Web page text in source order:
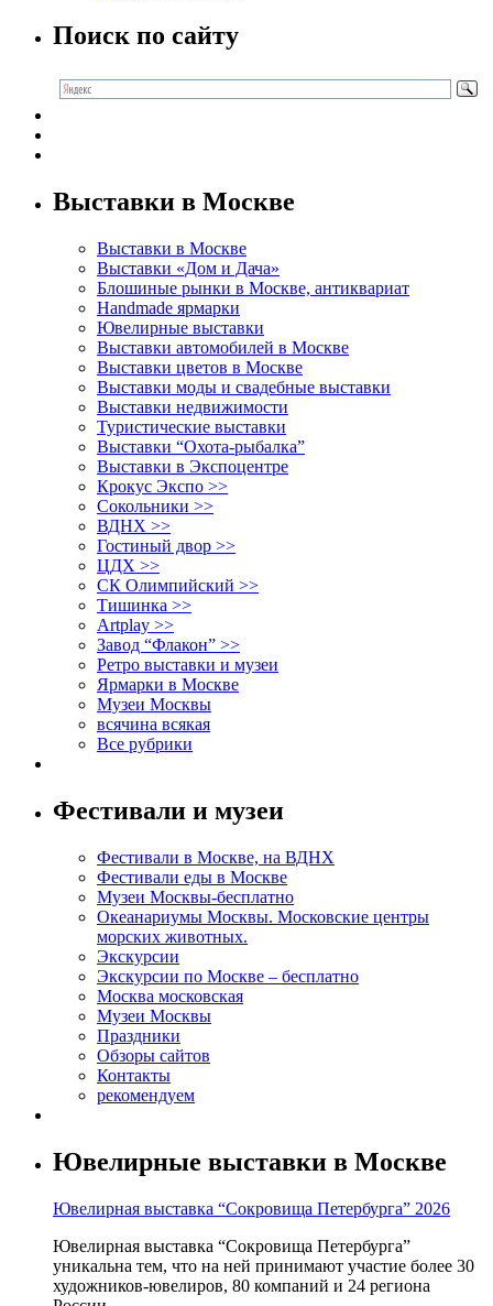
Поиск по сайту
Выставки в Москве
Выставки в Москве
Выставки «Дом и Дача»
Блошиные рынки в Москве, антиквариат
Handmade ярмарки
Ювелирные выставки
Выставки автомобилей в Москве
Выставки цветов в Москве
Выставки моды и свадебные выставки
Выставки недвижимости
Туристические выставки
Выставки “Охота-рыбалка”
Выставки в Экспоцентре
Крокус Экспо >>
Сокольники >>
ВДНХ >>
Гостиный двор >>
ЦДХ >>
СК Олимпийский >>
Тишинка >>
Artplay >>
Завод “Флакон” >>
Ретро выставки и музеи
Ярмарки в Москве
Музеи Москвы
всячина всякая
Все рубрики
Фестивали и музеи
Фестивали в Москве, на ВДНХ
Фестивали еды в Москве
Музеи Москвы-бесплатно
Океанариумы Москвы. Московские центры
морских животных.
Экскурсии
Экскурсии по Москве – бесплатно
Москва московская
Музеи Москвы
Праздники
Обзоры сайтов
Контакты
рекомендуем
Ювелирные выставки в Москве
Ювелирная выставка “Сокровища Петербурга” 2026
Ювелирная выставка “Сокровища Петербурга”
уникальна тем, что на ней принимают участие более 30
художников-ювелиров, 80 компаний и 24 региона